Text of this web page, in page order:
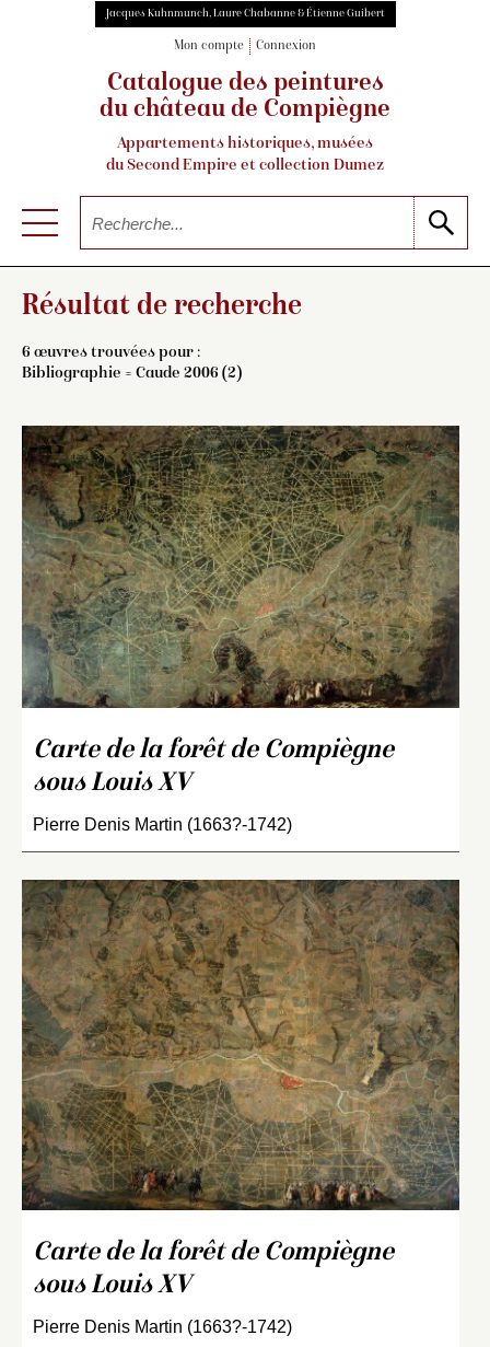
Jacques Kuhnmunch, Laure Chabanne & Étienne Guibert
Mon compte Connexion
Catalogue des peintures
du château de Compiègne
Appartements historiques, musées
du Second Empire et collection Dumez
Résultat de recherche
6 œuvres trouvées pour :
Bibliographie = Caude 2006 (2)
Carte de la forêt de Compiègne
sous Louis XV
Pierre Denis Martin (1663?-1742)
Carte de la forêt de Compiègne
sous Louis XV
Pierre Denis Martin (1663?-1742)